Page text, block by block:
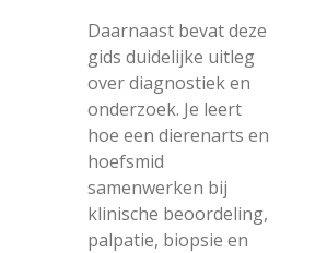
Daarnaast bevat deze
gids duidelijke uitleg
over diagnostiek en
onderzoek. Je leert
hoe een dierenarts en
hoefsmid
samenwerken bij
klinische beoordeling,
palpatie, biopsie en